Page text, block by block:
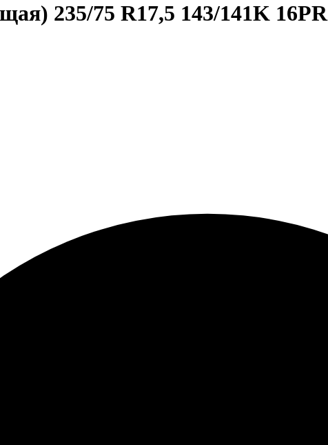
235/75 R17,5 143/141K 16PR